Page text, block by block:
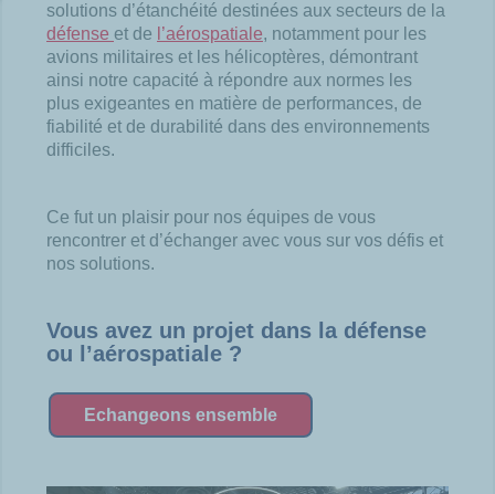
solutions d’étanchéité destinées aux secteurs de la
défense et de l’aérospatiale, notamment pour les
avions militaires et les hélicoptères, démontrant
ainsi notre capacité à répondre aux normes les
plus exigeantes en matière de performances, de
fiabilité et de durabilité dans des environnements
difficiles.
Ce fut un plaisir pour nos équipes de vous
rencontrer et d’échanger avec vous sur vos défis et
nos solutions.
Vous avez un projet dans la défense
ou l’aérospatiale ?
Echangeons ensemble